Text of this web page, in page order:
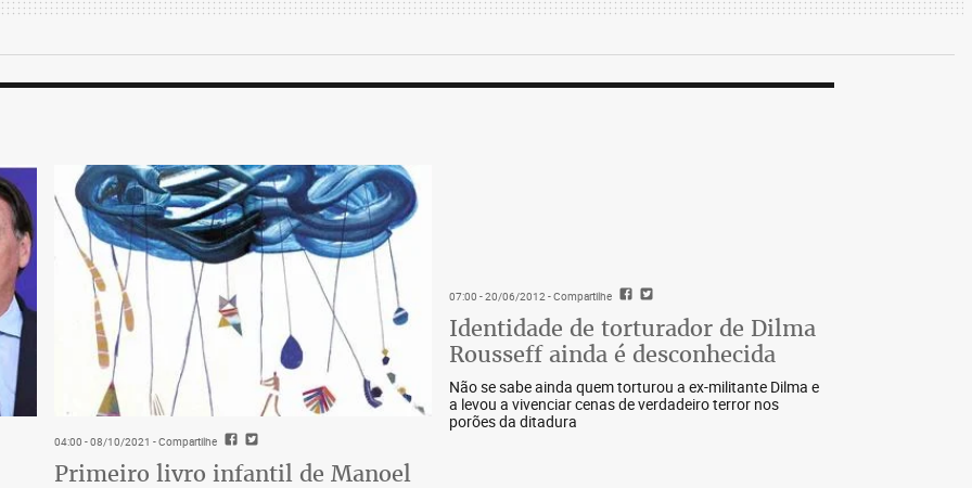
04:00 - 08/10/2021 - Compartilhe
Primeiro livro infantil de Manoel
07:00 - 20/06/2012- Compartilhe
Identidade de torturador de Dilma
Rousseff ainda é desconhecida
Não se sabe ainda quem torturou a ex-militante Dilma e
a levou a vivenciar cenas de verdadeiro terror nos
porões da ditadura